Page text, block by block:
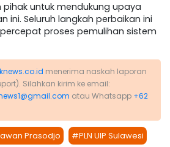
pihak untuk mendukung upaya
ini. Seluruh langkah perbaikan ini
proses pemulihan sistem
menerima naskah laporan
Silahkan kirim ke email:
atau Whatsapp +62
Prasodjo #PLN UIP Sulawesi